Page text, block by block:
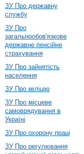
ЗУ Про державну
службу
ЗУ Про
загальнообов'язкове
державне пенсійне
страхування
ЗУ Про зайнятість
населення
ЗУ Про міліцію
ЗУ Про місцеве
самоврядування в
Україні
ЗУ Про охорону праці
ЗУ Про регулювання